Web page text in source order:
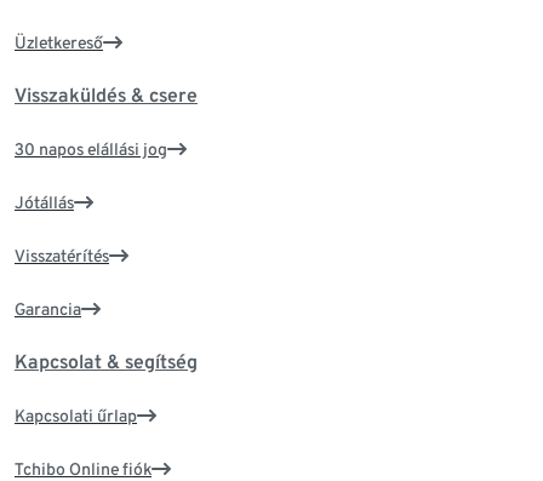
Üzletkereső
Visszaküldés & csere
30 napos elállási jog
Jótállás
Visszatérítés
Garancia
Kapcsolat & segítség
Kapcsolati űrlap
Tchibo Online fiók